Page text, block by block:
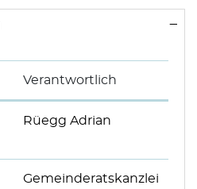
Verantwortlich
Rüegg Adrian
Gemeinderatskanzlei